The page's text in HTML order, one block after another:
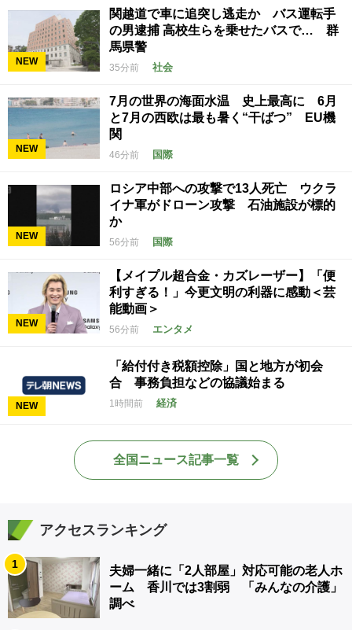
NEW
関越道で車に追突し逃走か バス運転手
の男逮捕 高校生らを乗せたバスで… 群
馬県警
35分前 社会
NEW
7月の世界の海面水温 史上最高に 6月
と7月の西欧は最も暑く“干ばつ” EU機
関
46分前 国際
NEW
ロシア中部への攻撃で13人死亡 ウクラ
イナ軍がドローン攻撃 石油施設が標的
か
56分前 国際
NEW
【メイプル超合金・カズレーザー】「便
利すぎる！」今更文明の利器に感動＜芸
能動画＞
56分前 エンタメ
NEW
「給付付き税額控除」国と地方が初会
合 事務負担などの協議始まる
1時間前 経済
全国ニュース記事一覧
アクセスランキング
1
夫婦一緒に「2人部屋」対応可能の老人ホ
ーム 香川では3割弱 「みんなの介護」
調べ